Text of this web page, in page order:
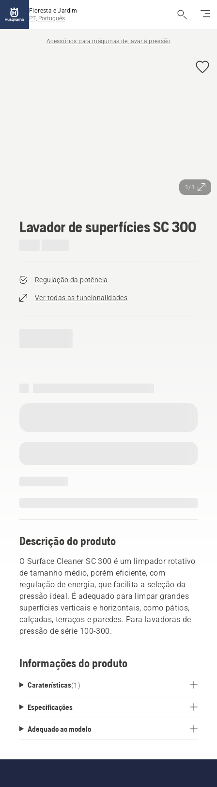
Floresta e Jardim
PT, Português
Acessórios para máquinas de lavar à pressão
1/1
Lavador de superfícies SC 300
Regulação da potência
Ver todas as funcionalidades
Descrição do produto
O Surface Cleaner SC 300 é um limpador rotativo
de tamanho médio, porém eficiente, com
regulação de energia, que facilita a seleção da
pressão ideal. É adequado para limpar grandes
superfícies verticais e horizontais, como pátios,
calçadas, terraços e paredes. Para lavadoras de
pressão de série 100-300.
Informações do produto
Caraterísticas(1 )
Especificações
Adequado ao modelo